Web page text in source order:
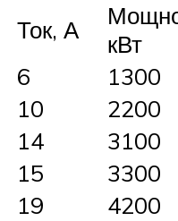
Ток, А
кВт
6
1300
10
2200
14
3100
15
3300
19
4200